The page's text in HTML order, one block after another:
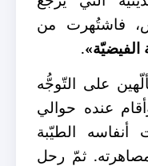
فاشتُهرت من
.
على التّوجُّه
عنده حوالي
أنفاسه الطيّبة
ثمّ رحل